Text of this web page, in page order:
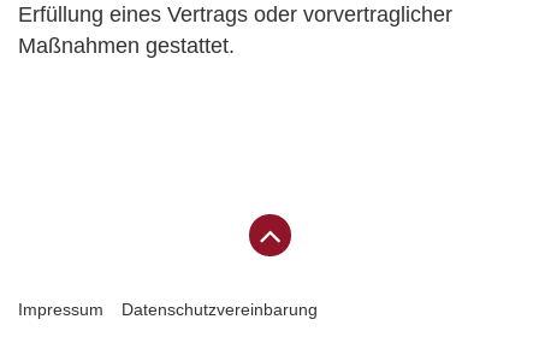
Erfüllung eines Vertrags oder vorvertraglicher
Maßnahmen gestattet.
Impressum Datenschutzvereinbarung